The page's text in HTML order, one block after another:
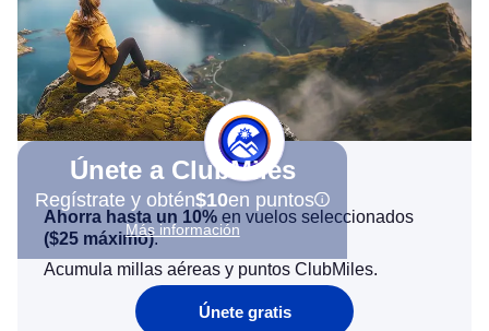
Únete a ClubMiles
Regístrate y obtén$10en puntos
Más información
Ahorra hasta un 10% en vuelos seleccionados
($25 máximo).
Acumula millas aéreas y puntos ClubMiles.
Únete gratis